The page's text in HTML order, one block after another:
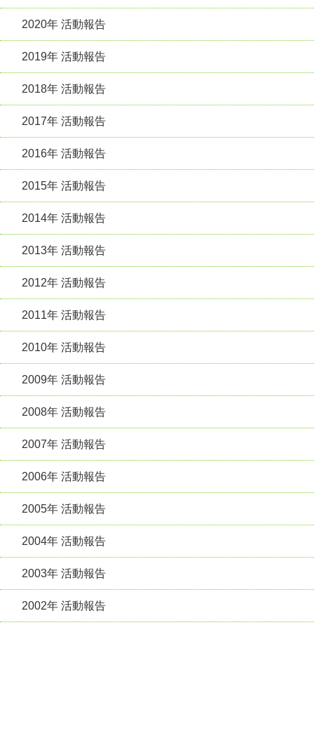
2020年 活動報告
2019年 活動報告
2018年 活動報告
2017年 活動報告
2016年 活動報告
2015年 活動報告
2014年 活動報告
2013年 活動報告
2012年 活動報告
2011年 活動報告
2010年 活動報告
2009年 活動報告
2008年 活動報告
2007年 活動報告
2006年 活動報告
2005年 活動報告
2004年 活動報告
2003年 活動報告
2002年 活動報告